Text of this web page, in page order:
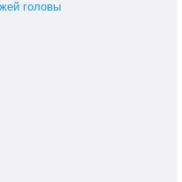
головы